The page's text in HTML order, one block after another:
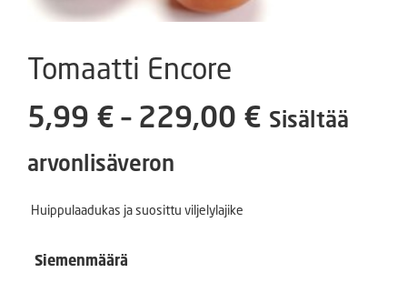
Tomaatti Encore
5,99 € – 229,00 € Sisältää
arvonlisäveron
Huippulaadukas ja suosittu viljelylajike
Siemenmäärä